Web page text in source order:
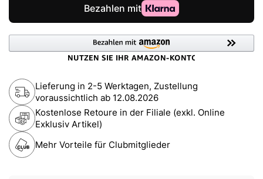
Lieferung in 2-5 Werktagen, Zustellung
voraussichtlich ab 12.08.2026
Kostenlose Retoure in der Filiale (exkl. Online
Exklusiv Artikel)
Mehr Vorteile für Clubmitglieder